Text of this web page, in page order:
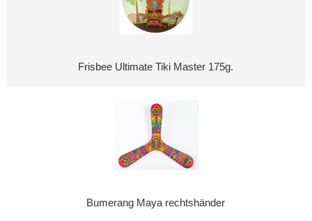
Frisbee Ultimate Tiki Master 175g.
Bumerang Maya rechtshänder